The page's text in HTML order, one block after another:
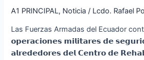
A1 PRINCIPAL, Noticia / Lcdo. Rafael
Las Fuerzas Armadas del Ecuador
𝗼𝗽𝗲𝗿𝗮𝗰𝗶𝗼𝗻𝗲𝘀 𝗺𝗶𝗹𝗶𝘁𝗮𝗿𝗲𝘀 𝗱𝗲
𝗮𝗹𝗿𝗲𝗱𝗲𝗱𝗼𝗿𝗲𝘀 𝗱𝗲𝗹 𝗖𝗲𝗻𝘁𝗿𝗼 𝗱𝗲
Rehabilitación
Social
Manabí